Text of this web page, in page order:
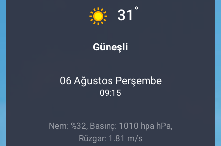
31 °
Güneşli
06 Ağustos Perşembe
09:15
Nem: %32, Basınç: 1010 hpa hPa,
Rüzgar: 1.81 m/s